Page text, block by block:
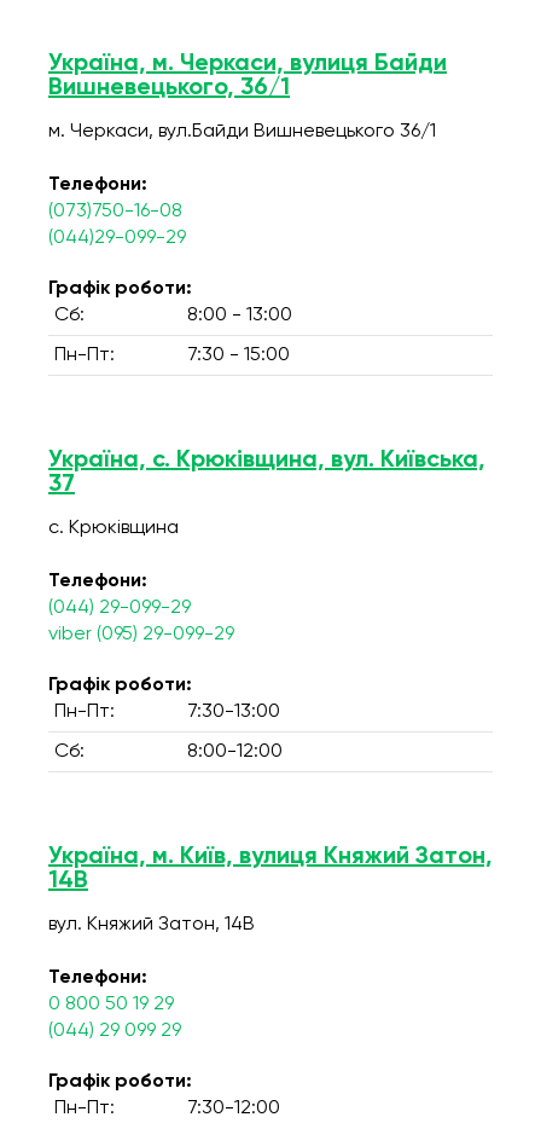
Україна, м. Черкаси, вулиця Байди
Вишневецького, 36/1
м. Черкаси, вул.Байди Вишневецького 36/1
Телефони:
(073)750-16-08
(044)29-099-29
Графік роботи:
Сб:
8:00 - 13:00
Пн-Пт: 7:30 - 15:00
Україна, с. Крюківщина, вул. Київська,
37
с. Крюківщина
Телефони:
(044) 29-099-29
viber (095) 29-099-29
Графік роботи:
Пн-Пт:
7:30-13:00
Сб: 8:00-12:00
Україна, м. Київ, вулиця Княжий Затон,
14В
вул. Княжий Затон, 14В
Телефони:
0 800 50 19 29
(044) 29 099 29
Графік роботи:
Пн-Пт:
7:30-12:00